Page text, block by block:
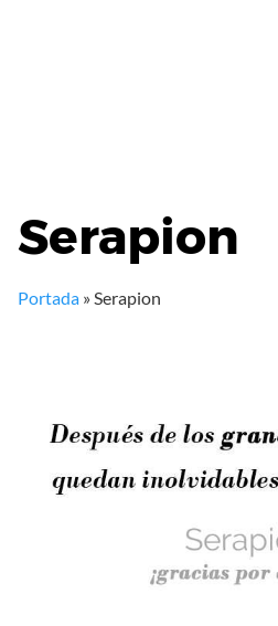
Serapion
Portada »Serapion